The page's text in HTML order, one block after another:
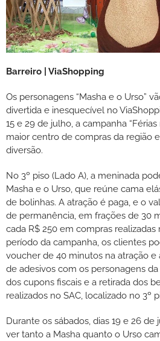
Barreiro | ViaShopping
Os personagens “Masha e o Urso”
divertida e inesquecível no
15 e 29 de julho, a campanha
maior centro de compras da região
diversão.
No 3º piso (Lado A), a meninada
Masha e o Urso, que reúne cama
de bolinhas. A atração é paga, e o
de permanência, em frações de 30
cada R$ 250 em compras
período da campanha, os clientes
voucher de 40 minutos na atração e
de adesivos com os personagens
dos cupons fiscais e a retirada dos
realizados no SAC, localizado no 3º
Durante os sábados, dias 19 e 26
ver tanto a Masha quanto o Urso